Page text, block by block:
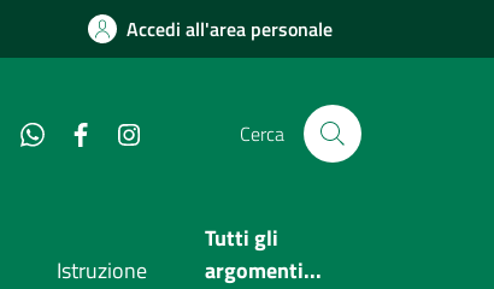
Accedi all'area personale
WhatsappFacebook Cerca
Istruzione
Tutti gli
argomenti...